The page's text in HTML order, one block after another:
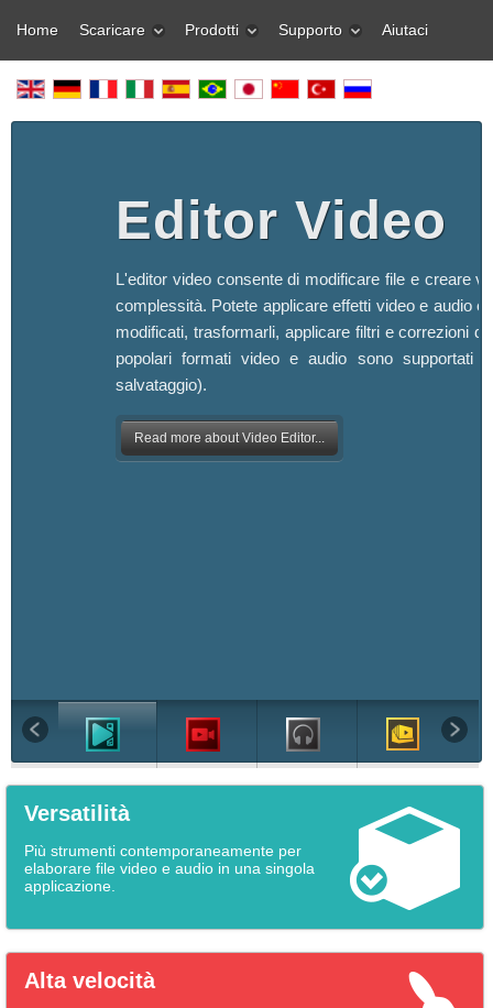
Home Scaricare Prodotti Supporto Aiutaci
Editor Video
L'editor video consente di modificare file e creare
complessità. Potete applicare effetti video e audio
modificati, trasformarli, applicare filtri e correzioni
popolari formati video e audio sono supportati
salvataggio).
Read more about Video Editor...
Versatilità
Più strumenti contemporaneamente per
elaborare file video e audio in una singola
applicazione.
Alta velocità